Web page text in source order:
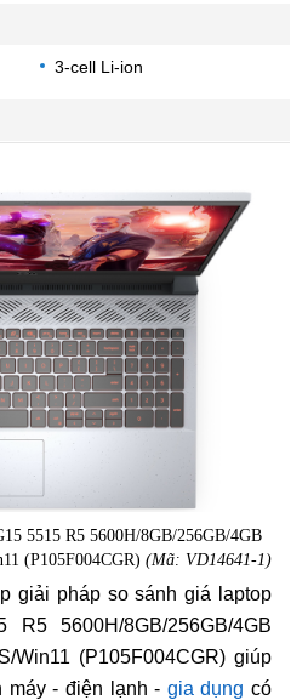
3-cell Li-ion
5515 R5 5600H/8GB/256GB/4GB
(P105F004CGR) (Mã: VD14641-1)
giải pháp so sánh giá laptop
5600H/8GB/256GB/4GB
Win11 (P105F004CGR) giúp
máy - điện lạnh - gia dụng có